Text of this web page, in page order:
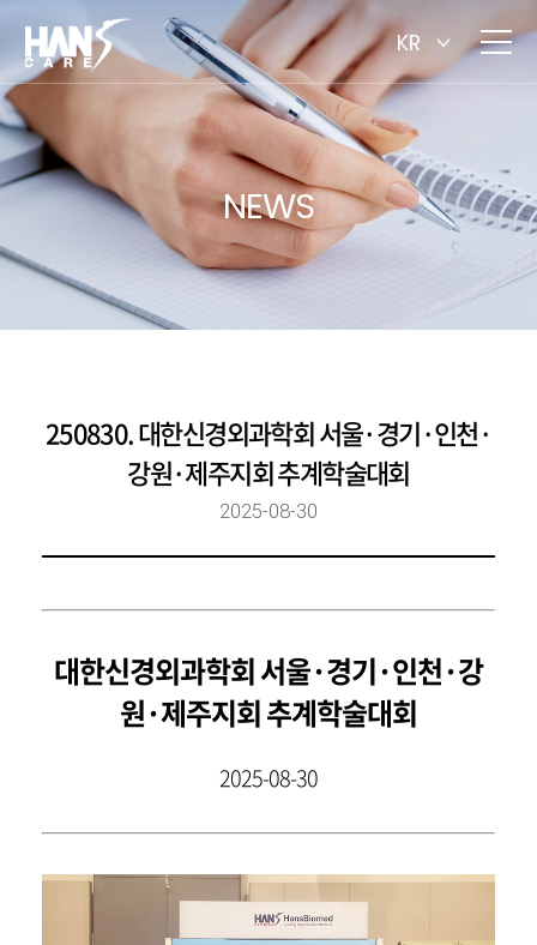
KR
NEWS
250830. 대한신경외과학회 서울·경기·인천·
강원·제주지회 추계학술대회
2025-08-30
대한신경외과학회 서울·경기·인천·강
원·제주지회 추계학술대회
2025-08-30